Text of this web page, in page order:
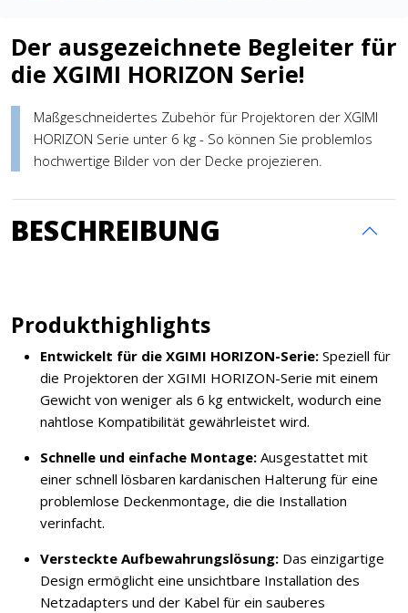
Der ausgezeichnete Begleiter für
die XGIMI HORIZON Serie!
Maßgeschneidertes Zubehör für Projektoren der XGIMI
HORIZON Serie unter 6 kg - So können Sie problemlos
hochwertige Bilder von der Decke projezieren.
BESCHREIBUNG
Produkthighlights
Entwickelt für die XGIMI HORIZON-Serie: Speziell für
die Projektoren der XGIMI HORIZON-Serie mit einem
Gewicht von weniger als 6 kg entwickelt, wodurch eine
nahtlose Kompatibilität gewährleistet wird.
Schnelle und einfache Montage: Ausgestattet mit
einer schnell lösbaren kardanischen Halterung für eine
problemlose Deckenmontage, die die Installation
verinfacht.
Versteckte Aufbewahrungslösung: Das einzigartige
Design ermöglicht eine unsichtbare Installation des
Netzadapters und der Kabel für ein sauberes